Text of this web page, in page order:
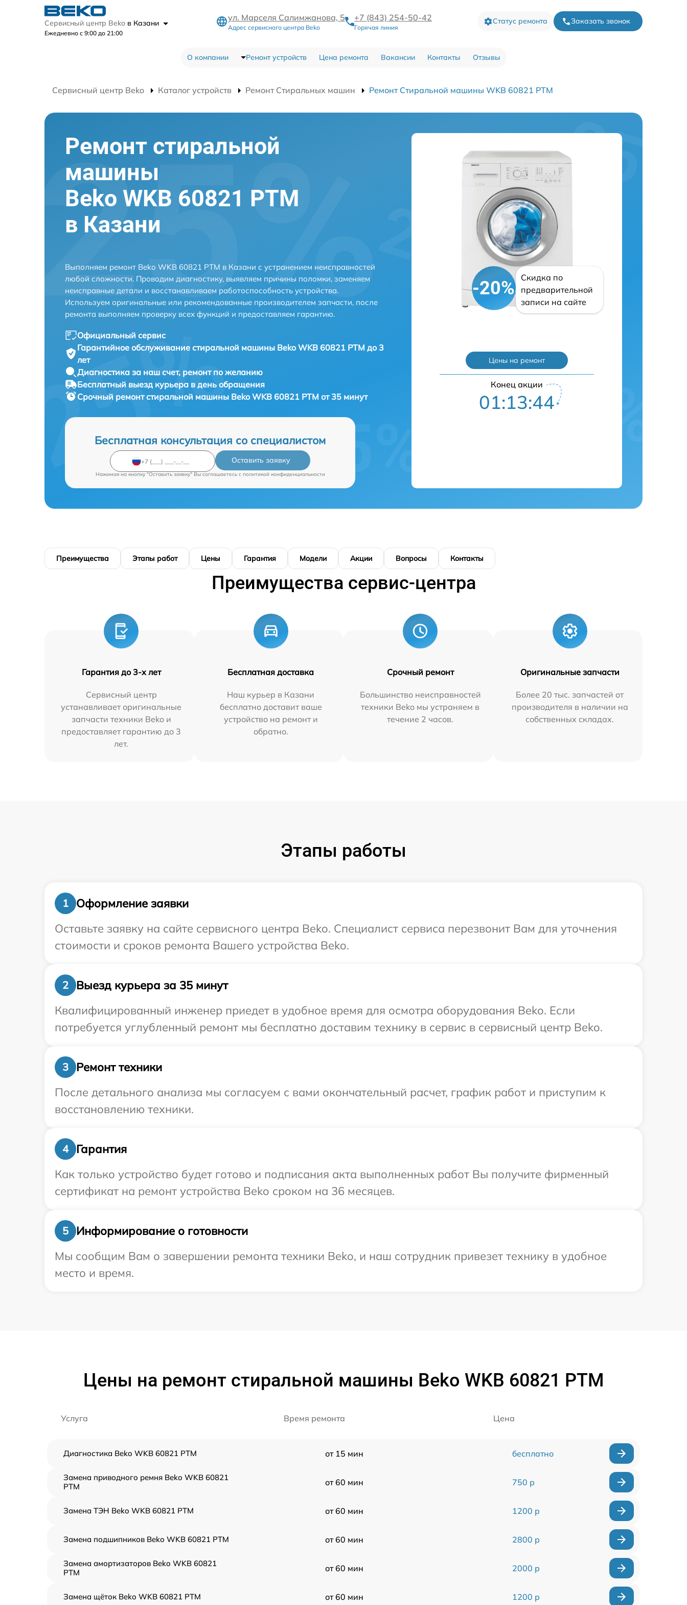
Сервисный центр Beko в Казани
Ежедневно с 9:00 до 21:00
ул. Марселя Салимжанова, 5
Адрес сервисного центра Beko
+7 (843) 254-50-42
Горячая линия
Статус ремонта Заказать звонок
О компании Ремонт устройств Цена ремонта Вакансии Контакты Отзывы
Сервисный центр Beko Каталог устройств Ремонт Стиральных машин Ремонт Стиральной машины WKB 60821 PTM
Ремонт стиральной
машины
Beko WKB 60821 PTM
в Казани
Выполняем ремонт Beko WKB 60821 PTM в Казани с устранением неисправностей
любой сложности. Проводим диагностику, выявляем причины поломки, заменяем
неисправные детали и восстанавливаем работоспособность устройства.
Используем оригинальные или рекомендованные производителем запчасти, после
ремонта выполняем проверку всех функций и предоставляем гарантию.
Официальный сервис
Гарантийное обслуживание стиральной машины Beko WKB 60821 PTM до 3
лет
Диагностика за наш счет, ремонт по желанию
Бесплатный выезд курьера в день обращения
Срочный ремонтстиральной машины Beko WKB 60821 PTM от 35 минут
Бесплатная консультация со специалистом
Оставить заявку
Нажимая на кнопку "Оставить заявку" Вы соглашаетесь c политикой конфиденциальности
-20%
Скидка по
предварительной
записи на сайте
Цены на ремонт
Конец акции
01:13:43
Преимущества Этапы работ Цены Гарантия Модели Акции Вопросы Контакты
Преимущества сервис-центра
Гарантия до 3-х лет
Сервисный центр
устанавливает оригинальные
запчасти техники Beko и
предоставляет гарантию до 3
лет.
Бесплатная доставка
Наш курьер в Казани
бесплатно доставит ваше
устройство на ремонт и
обратно.
Срочный ремонт
Большинство неисправностей
техники Beko мы устраняем в
течение 2 часов.
Оригинальные запчасти
Более 20 тыс. запчастей от
производителя в наличии на
собственных складах.
Этапы работы
1
Оформление заявки
Оставьте заявку на сайте сервисного центра Beko. Специалист сервиса перезвонит Вам для уточнения
стоимости и сроков ремонта Вашего устройства Beko.
2
Выезд курьера за 35 минут
Квалифицированный инженер приедет в удобное время для осмотра оборудования Beko. Если
потребуется углубленный ремонт мы бесплатно доставим технику в сервис в сервисный центр Beko.
3
Ремонт техники
После детального анализа мы согласуем с вами окончательный расчет, график работ и приступим к
восстановлению техники.
4
Гарантия
Как только устройство будет готово и подписания акта выполненных работ Вы получите фирменный
сертификат на ремонт устройства Beko сроком на 36 месяцев.
5
Информирование о готовности
Мы сообщим Вам о завершении ремонта техники Beko, и наш сотрудник привезет технику в удобное
место и время.
Цены на ремонт стиральной машины Beko WKB 60821 PTM
Услуга Время ремонта Цена
Диагностика Beko WKB 60821 PTM от 15 мин бесплатно
Замена приводного ремня Beko WKB 60821
PTM
от 60 мин 750 р
Замена ТЭН Beko WKB 60821 PTM от 60 мин 1200 р
Замена подшипников Beko WKB 60821 PTM от 60 мин 2800 р
Замена амортизаторов Beko WKB 60821
PTM
от 60 мин 2000 р
Замена щёток Beko WKB 60821 PTM от 60 мин 1200 р